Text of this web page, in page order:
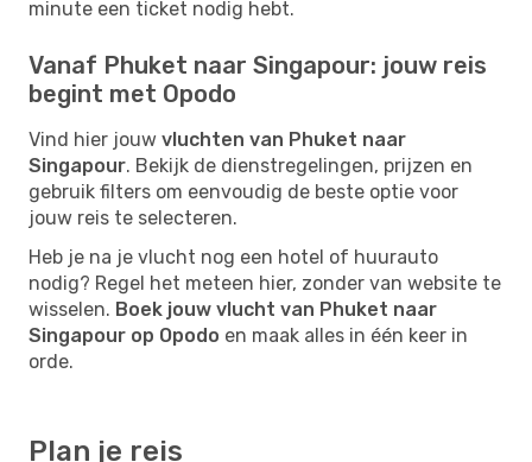
minute een ticket nodig hebt.
Vanaf Phuket naar Singapour: jouw reis
begint met Opodo
Vind hier jouw vluchten van Phuket naar
Singapour. Bekijk de dienstregelingen, prijzen en
gebruik filters om eenvoudig de beste optie voor
jouw reis te selecteren.
Heb je na je vlucht nog een hotel of huurauto
nodig? Regel het meteen hier, zonder van website te
wisselen. Boek jouw vlucht van Phuket naar
Singapour op Opodo en maak alles in één keer in
orde.
Plan je reis